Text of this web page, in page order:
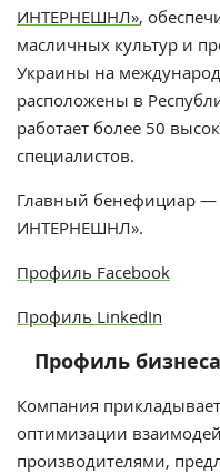
ИНТЕРНЕШНЛ»,
масличных культур и
Украины на
расположены в
работает более 50
специалистов.
Главный бенефициар
ИНТЕРНЕШНЛ».
Профиль Facebook
Профиль LinkedIn
Профиль бизнеса
Компания
оптимизации
производителями,